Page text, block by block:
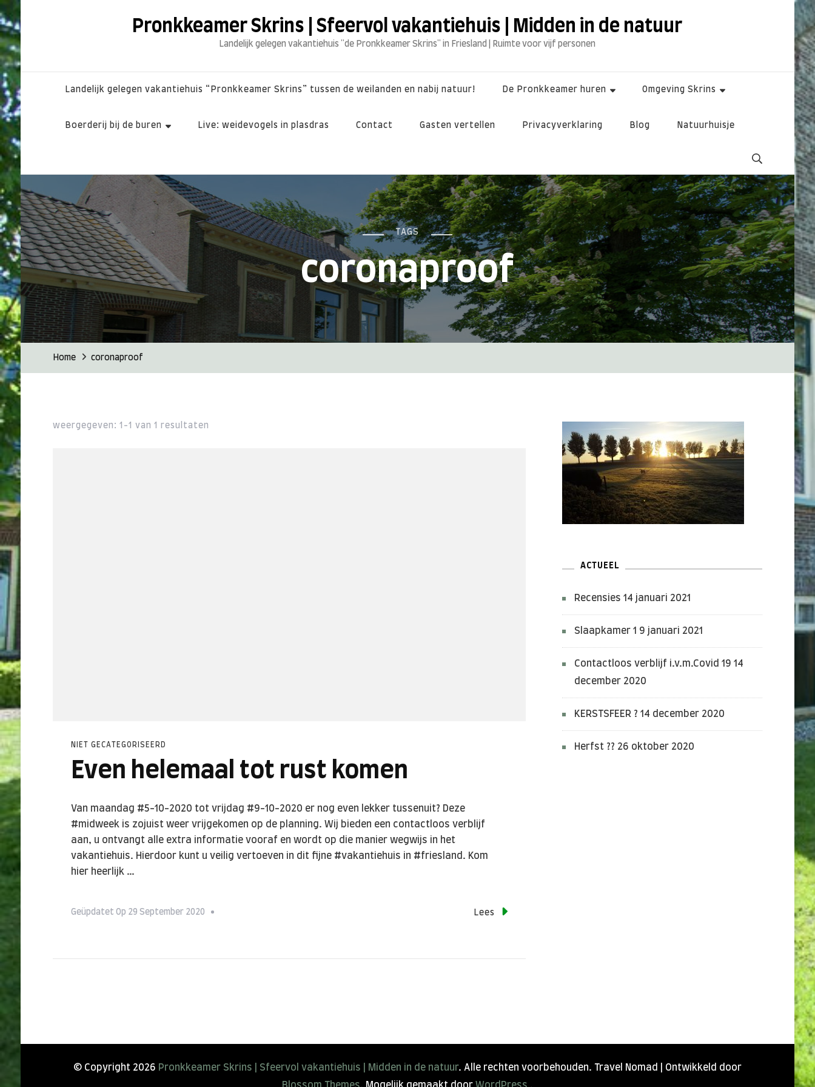
Pronkkeamer Skrins | Sfeervol vakantiehuis | Midden in de natuur
Landelijk gelegen vakantiehuis "de Pronkkeamer Skrins" in Friesland | Ruimte voor vijf personen
Landelijk gelegen vakantiehuis “Pronkkeamer Skrins” tussen de weilanden en nabij natuur! De Pronkkeamer huren Omgeving Skrins
Boerderij bij de buren Live: weidevogels in plasdras Contact Gasten vertellen Privacyverklaring Blog Natuurhuisje
TAGS
coronaproof
Home coronaproof
weergegeven: 1-1 van 1 resultaten
NIET GECATEGORISEERD
Even helemaal tot rust komen
Van maandag #5-10-2020 tot vrijdag #9-10-2020 er nog even lekker tussenuit? Deze
#midweek is zojuist weer vrijgekomen op de planning. Wij bieden een contactloos verblijf
aan, u ontvangt alle extra informatie vooraf en wordt op die manier wegwijs in het
vakantiehuis. Hierdoor kunt u veilig vertoeven in dit fijne #vakantiehuis in #friesland. Kom
hier heerlijk …
Geüpdatet Op 29 September 2020 Lees
ACTUEEL
Recensies 14 januari 2021
Slaapkamer 1 9 januari 2021
Contactloos verblijf i.v.m.Covid 19 14
december 2020
KERSTSFEER ? 14 december 2020
Herfst ?? 26 oktober 2020
© Copyright 2026 Pronkkeamer Skrins | Sfeervol vakantiehuis | Midden in de natuur. Alle rechten voorbehouden. Travel Nomad | Ontwikkeld door